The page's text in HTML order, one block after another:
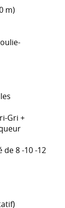
m)
Gri +
8 -10 -12